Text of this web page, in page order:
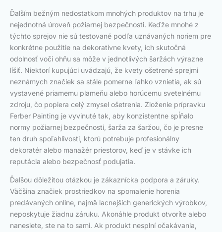
Ďalším bežným nedostatkom mnohých produktov na trhu je
nejednotná úroveň požiarnej bezpečnosti. Keďže mnohé z
týchto sprejov nie sú testované podľa uznávaných noriem pre
konkrétne použitie na dekoratívne kvety, ich skutočná
odolnosť voči ohňu sa môže v jednotlivých šaržách výrazne
líšiť. Niektorí kupujúci uvádzajú, že kvety ošetrené sprejmi
neznámych značiek sa stále pomerne ľahko vznietia, ak sú
vystavené priamemu plameňu alebo horúcemu svetelnému
zdroju, čo popiera celý zmysel ošetrenia. Zloženie prípravku
Ferber Painting je vyvinuté tak, aby konzistentne spĺňalo
normy požiarnej bezpečnosti, šarža za šaržou, čo je presne
ten druh spoľahlivosti, ktorú potrebuje profesionálny
dekoratér alebo manažér priestorov, keď je v stávke ich
reputácia alebo bezpečnosť podujatia.
Ďalšou dôležitou otázkou je zákaznícka podpora a záruky.
Väčšina značiek prostriedkov na spomalenie horenia
predávaných online, najmä lacnejších generických výrobkov,
neposkytuje žiadnu záruku. Akonáhle produkt otvoríte alebo
nanesiete, ste na to sami. Ak produkt nesplní očakávania,